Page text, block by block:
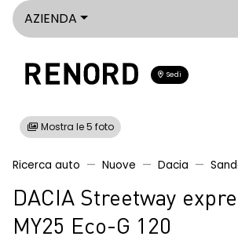
AZIENDA
Sedi
Mostra le 5 foto
Ricerca auto Nuove Dacia
DACIA Streetway
MY25 Eco-G 120